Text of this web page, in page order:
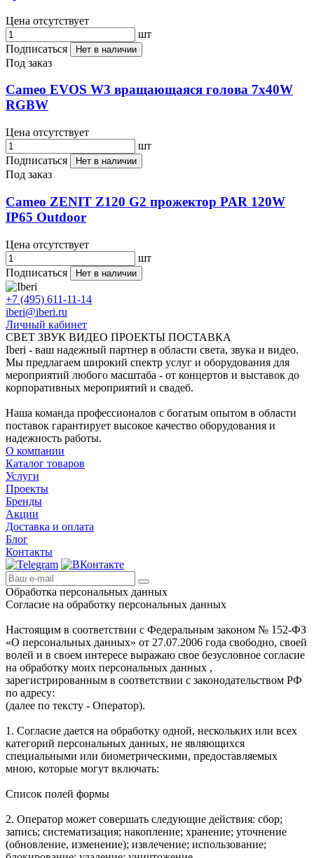
Цена отсутствует
шт
Подписаться
Нет в наличии
Под заказ
Cameo EVOS W3 вращающаяся голова 7х40W
RGBW
Цена отсутствует
шт
Подписаться
Нет в наличии
Под заказ
Cameo ZENIT Z120 G2 прожектор PAR 120W
IP65 Outdoor
Цена отсутствует
шт
Подписаться
Нет в наличии
+7 (495) 611-11-14
iberi@iberi.ru
Личный кабинет
СВЕТ ЗВУК ВИДЕО ПРОЕКТЫ ПОСТАВКА
Iberi - ваш надежный партнер в области света, звука и видео.
Мы предлагаем широкий спектр услуг и оборудования для
мероприятий любого масштаба - от концертов и выставок до
корпоративных мероприятий и свадеб.
Наша команда профессионалов с богатым опытом в области
поставок гарантирует высокое качество оборудования и
надежность работы.
О компании
Каталог товаров
Услуги
Проекты
Бренды
Акции
Доставка и оплата
Блог
Контакты
Обработка персональных данных
Согласие на обработку персональных данных
Настоящим в соответствии с Федеральным законом № 152-ФЗ
«О персональных данных» от 27.07.2006 года свободно, своей
волей и в своем интересе выражаю свое безусловное согласие
на обработку моих персональных данных ,
зарегистрированным в соответствии с законодательством РФ
по адресу:
(далее по тексту - Оператор).
1. Согласие дается на обработку одной, нескольких или всех
категорий персональных данных, не являющихся
специальными или биометрическими, предоставляемых
мною, которые могут включать:
Список полей формы
2. Оператор может совершать следующие действия: сбор;
запись; систематизация; накопление; хранение; уточнение
(обновление, изменение); извлечение; использование;